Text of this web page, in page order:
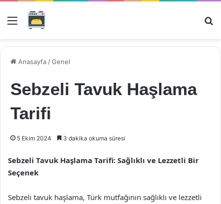
Menü
Anasayfa /Genel
Sebzeli Tavuk Haşlama
Tarifi
5 Ekim 2024 3 dakika okuma süresi
Sebzeli Tavuk Haşlama Tarifi: Sağlıklı ve Lezzetli Bir
Seçenek
Sebzeli tavuk haşlama, Türk mutfağının sağlıklı ve lezzetli